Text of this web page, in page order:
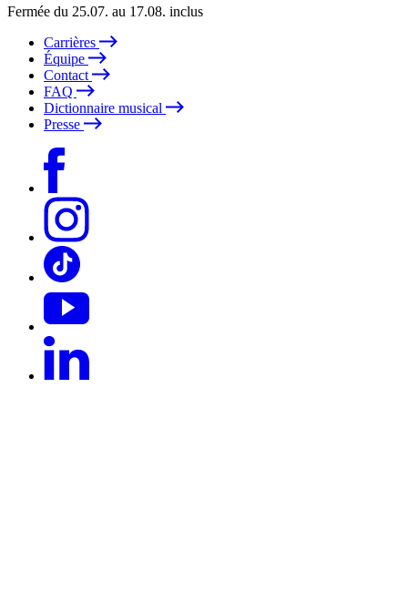
Fermée du 25.07. au 17.08. inclus
Carrières
Équipe
Contact
FAQ
Dictionnaire musical
Presse